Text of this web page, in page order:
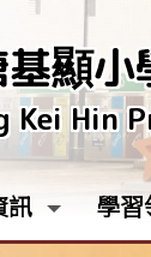
顯小
Kei Hin
訊 學習